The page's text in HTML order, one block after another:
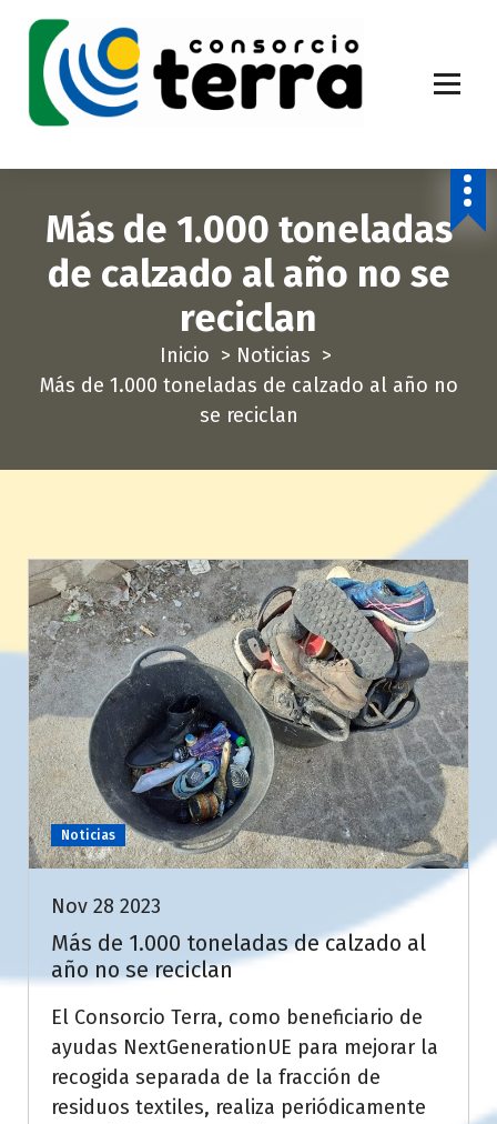
r
Más de 1.000 toneladas
de calzado al año no se
reciclan
Inicio > Noticias >
Más de 1.000 toneladas de calzado al año no
se reciclan
Noticias
Nov 28 2023
Más de 1.000 toneladas de calzado al
año no se reciclan
El Consorcio Terra, como beneficiario de
ayudas NextGenerationUE para mejorar la
recogida separada de la fracción de
residuos textiles, realiza periódicamente